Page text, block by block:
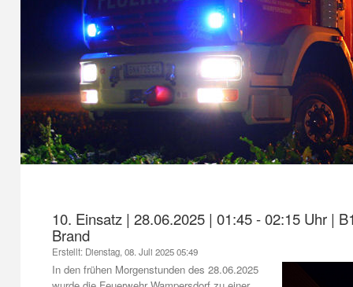
1 2 3 4
10. Einsatz | 28.06.2025 | 01:45 - 02:15 Uhr |
Brand
Erstellt: Dienstag, 08. Juli 2025 05:49
In den frühen Morgenstunden des 28.06.2025